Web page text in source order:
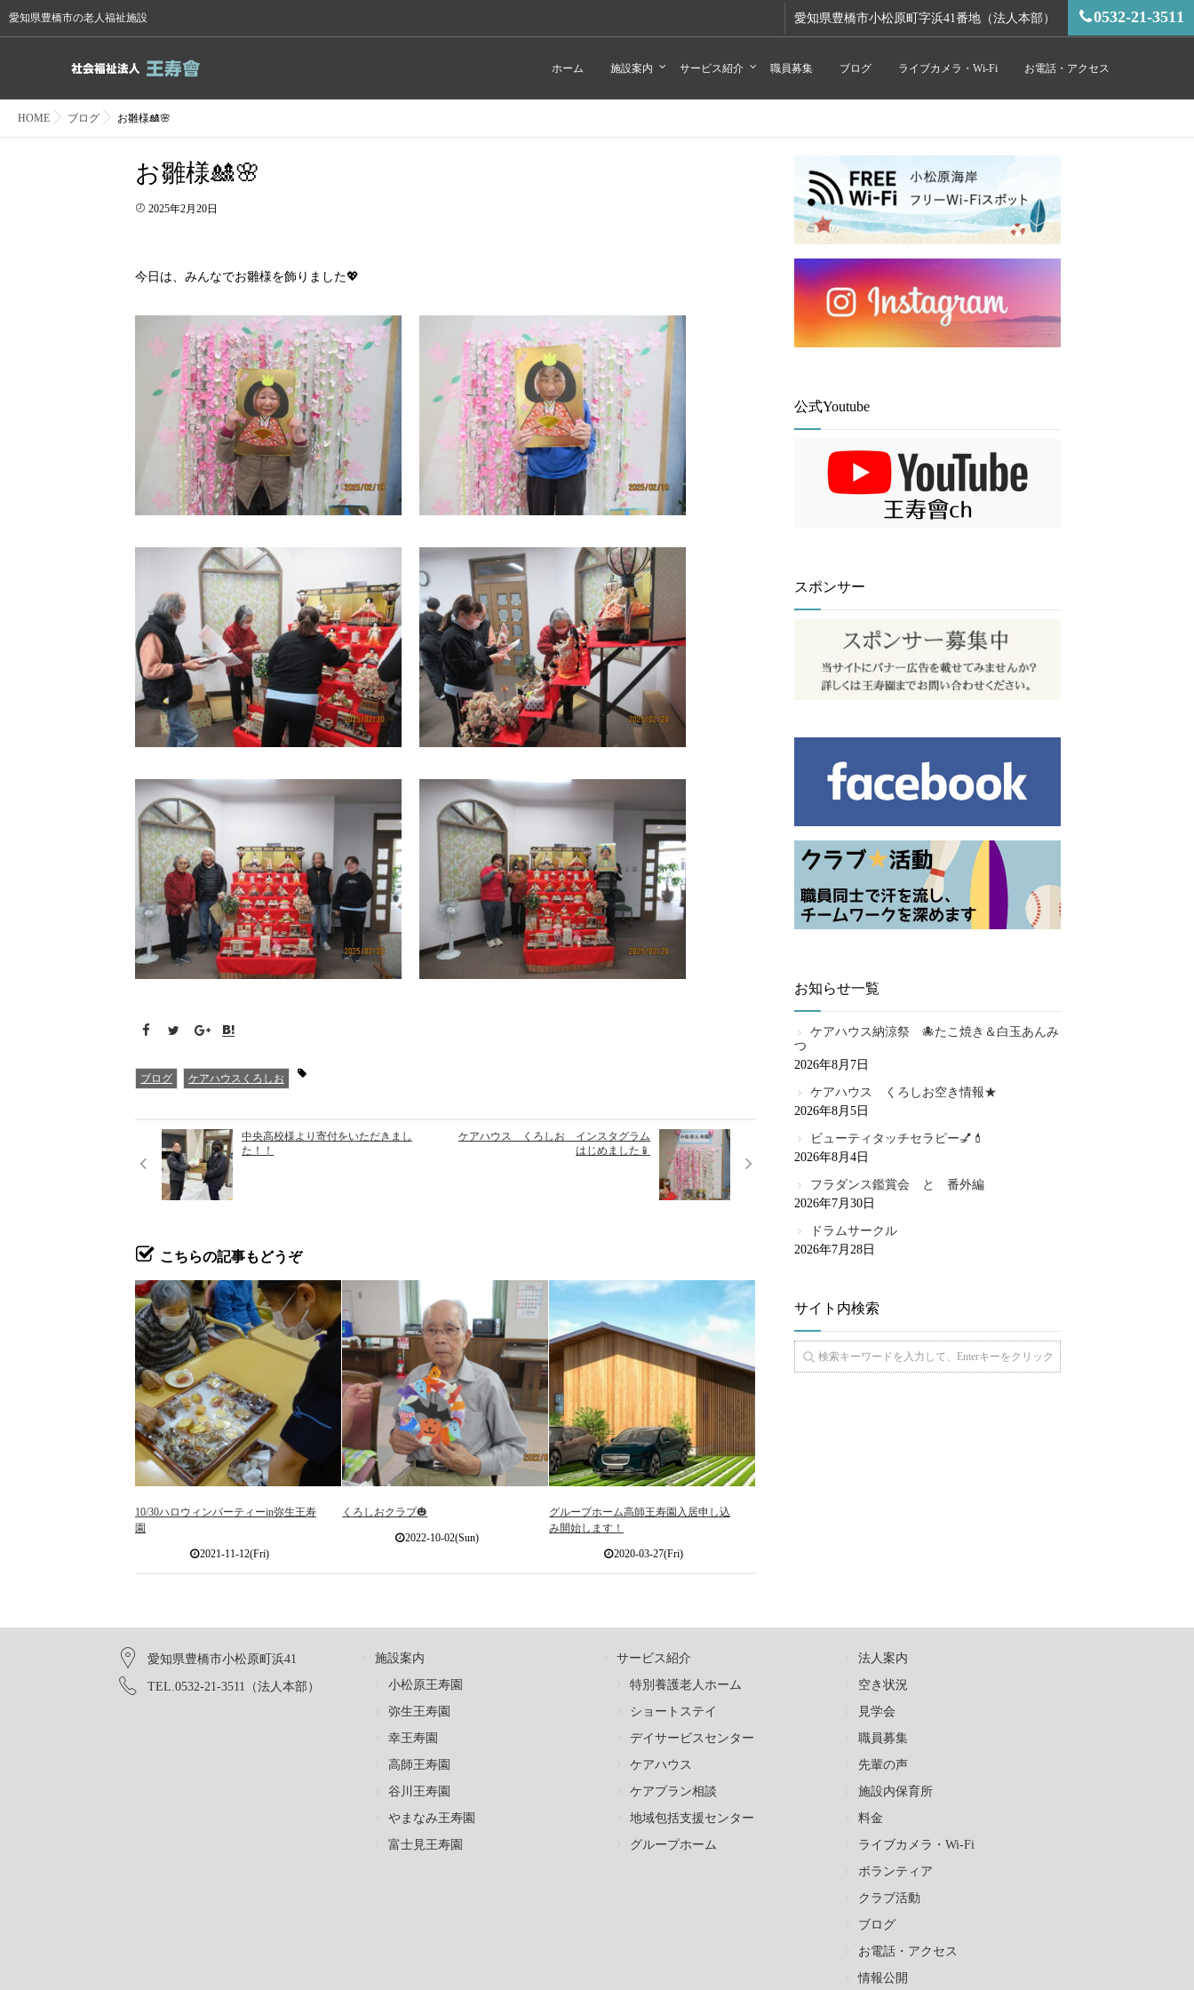
愛知県豊橋市の老人福祉施設 愛知県豊橋市小松原町字浜41番地（法人本部） 0532-21-3511
ホーム 施設案内 サービス紹介 職員募集 ブログ ライブカメラ・Wi-Fi お電話・アクセス
HOME ブログ お雛様🎎🌸
お雛様🎎🌸
2025年2月20日
今日は、みんなでお雛様を飾りました💖
ブログ ケアハウスくろしお
中央高校様より寄付をいただきまし
た！！
ケアハウス くろしお インスタグラム
はじめました📱
こちらの記事もどうぞ
10/30ハロウィンパーティーin弥生王寿
園
2021-11-12(Fri)
くろしおクラブ🎃
2022-10-02(Sun)
グループホーム高師王寿園入居申し込
み開始します！
2020-03-27(Fri)
公式Youtube
スポンサー
お知らせ一覧
ケアハウス納涼祭 🐙たこ焼き＆白玉あんみ
つ
2026年8月7日
ケアハウス くろしお空き情報★
2026年8月5日
ビューティタッチセラピー💅💄
2026年8月4日
フラダンス鑑賞会 と 番外編
2026年7月30日
ドラムサークル
2026年7月28日
サイト内検索
愛知県豊橋市小松原町浜41
TEL.0532-21-3511（法人本部）
施設案内
小松原王寿園
弥生王寿園
幸王寿園
高師王寿園
谷川王寿園
やまなみ王寿園
富士見王寿園
サービス紹介
特別養護老人ホーム
ショートステイ
デイサービスセンター
ケアハウス
ケアプラン相談
地域包括支援センター
グループホーム
法人案内
空き状況
見学会
職員募集
先輩の声
施設内保育所
料金
ライブカメラ・Wi-Fi
ボランティア
クラブ活動
ブログ
お電話・アクセス
情報公開